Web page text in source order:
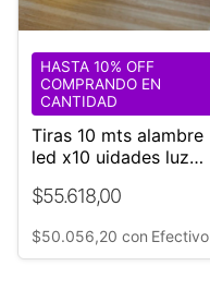
Tiras 10 mts alambre
led x10 uidades luz
$55.618,00
HASTA 10% OFF
COMPRANDO EN
CANTIDAD
$50.056,20 con Efectivo